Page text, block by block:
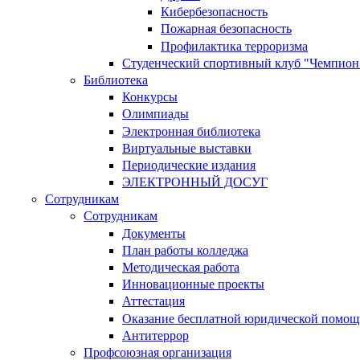
Кибербезопасность
Пожарная безопасность
Профилактика терроризма
Студенческий спортивный клуб
Библиотека
Конкурсы
Олимпиады
Электронная библиотека
Виртуальные выставки
Периодические издания
ЭЛЕКТРОННЫЙ ДОСУГ
Сотрудникам
Сотрудникам
Документы
План работы колледжа
Методическая работа
Инновационные проекты
Аттестация
Оказание бесплатной юридической
Антитеррор
Профсоюзная организация